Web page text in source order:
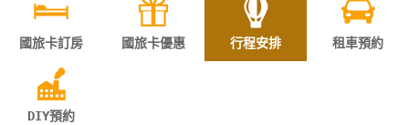
灣
訂
直接跟飯店訂房HOT
國旅卡訂房 國旅卡優惠 行程安排 租車預約
DIY預約